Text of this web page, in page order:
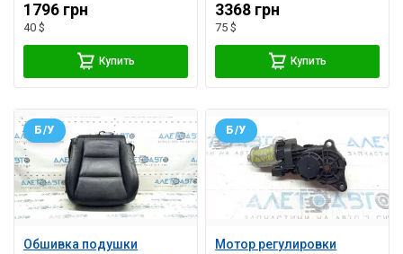
1796 грн
40 $
Купить
3368 грн
75 $
Купить
Обшивка подушки
Б/У
Мотор регулировки
Б/У